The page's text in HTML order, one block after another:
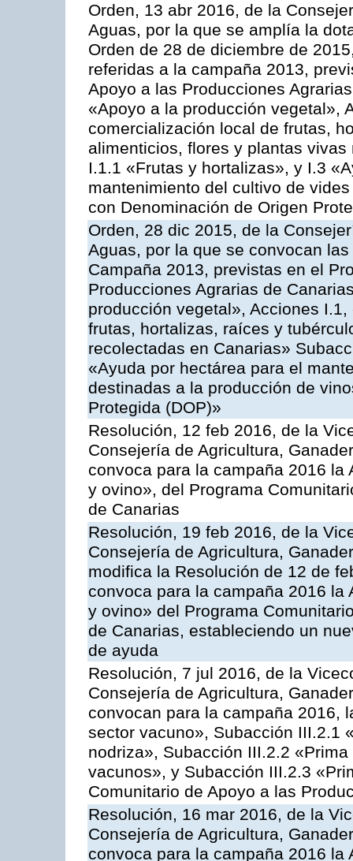
Orden, 13 abr 2016, de la
Aguas, por la que se amplía la
Orden de 28 de diciembre de
referidas a la campaña 2013,
Apoyo a las Producciones
«Apoyo a la producción vegetal»,
comercialización local de frutas,
alimenticios, flores y plantas
I.1.1 «Frutas y hortalizas», y I.3
mantenimiento del cultivo de
con Denominación de Origen
Orden, 28 dic 2015, de la
Aguas, por la que se convocan
Campaña 2013, previstas en el
Producciones Agrarias de
producción vegetal», Acciones
frutas, hortalizas, raíces y
recolectadas en Canarias»
«Ayuda por hectárea para el
destinadas a la producción de
Protegida (DOP)»
Resolución, 12 feb 2016, de la
Consejería de Agricultura,
convoca para la campaña 2016
y ovino», del Programa
de Canarias
Resolución, 19 feb 2016, de la
Consejería de Agricultura,
modifica la Resolución de 12 de
convoca para la campaña 2016
y ovino» del Programa
de Canarias, estableciendo un
de ayuda
Resolución, 7 jul 2016, de la
Consejería de Agricultura,
convocan para la campaña 2016,
sector vacuno», Subacción III.2.1
nodriza», Subacción III.2.2
vacunos», y Subacción III.2.3
Comunitario de Apoyo a las
Resolución, 16 mar 2016, de la
Consejería de Agricultura,
convoca para la campaña 2016